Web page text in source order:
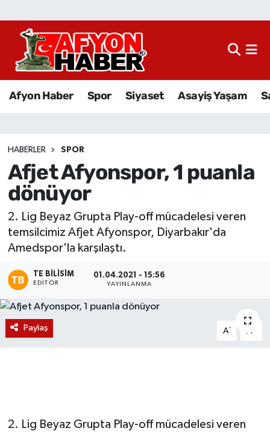
Afyon Haber Spor Siyaset Asayiş Yaşam
HABERLER SPOR
Afjet Afyonspor, 1 puanla
dönüyor
2. Lig Beyaz Grupta Play-off mücadelesi veren
temsilcimiz Afjet Afyonspor, Diyarbakır'da
Amedspor'la karşılaştı.
TE BILISIM
EDITÖR
01.04.2021 - 15:56
YAYINLANMA
Paylaş A- A
2. Lig Beyaz Grupta Play-off mücadelesi veren
Afyon Haber
Sağlık
Eğitim
Sivil Toplum
Etkinlikler